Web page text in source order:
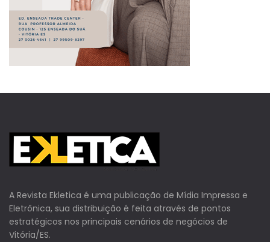
A Revista Ekletica é uma publicação de Mídia Impressa e
Eletrônica, sua distribuição é feita através de pontos
estratégicos nos principais cenários de negócios de
Vitória/ES.